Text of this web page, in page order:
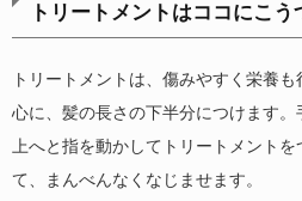
トリートメントはココにこう
トリートメントは、傷みやすく栄養
心に、髪の長さの下半分につけます
上へと指を動かしてトリートメント
て、まんべんなくなじませます。